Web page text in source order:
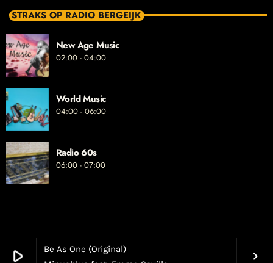
play_arrow
Be As One (Original)
keyboard_arrow_right
STRAKS OP RADIO BERGEIJK
New Age Music
02:00 - 04:00
World Music
04:00 - 06:00
Radio 60s
06:00 - 07:00